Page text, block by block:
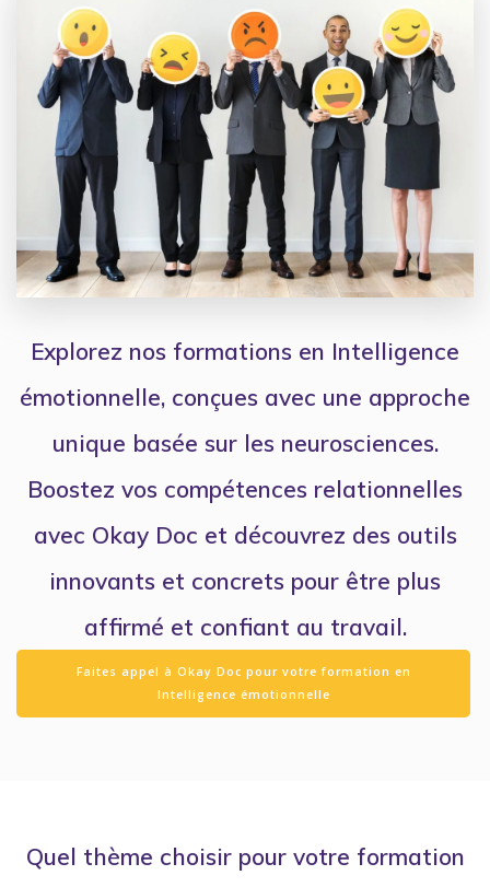
Explorez nos formations en Intelligence
émotionnelle, conçues avec une approche
unique basée sur les neurosciences.
Boostez vos compétences relationnelles
avec Okay Doc et découvrez des outils
innovants et concrets pour être plus
affirmé et confiant au travail.
Faites appel à Okay Doc pour votre formation en
Intelligence émotionnelle
Quel thème choisir pour votre formation